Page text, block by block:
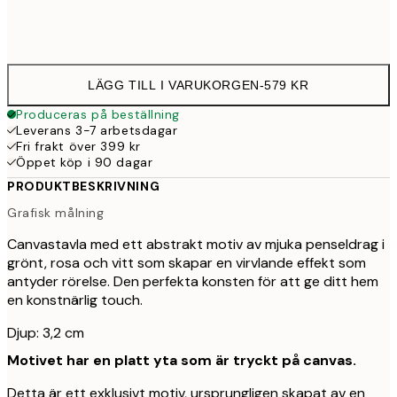
LÄGG TILL I VARUKORGEN-579 KR
Produceras på beställning
Leverans 3-7 arbetsdagar
Fri frakt över 399 kr
Öppet köp i 90 dagar
PRODUKTBESKRIVNING
Grafisk målning
Canvastavla med ett abstrakt motiv av mjuka penseldrag i
grönt, rosa och vitt som skapar en virvlande effekt som
antyder rörelse. Den perfekta konsten för att ge ditt hem
en konstnärlig touch.
Djup: 3,2 cm
Motivet har en platt yta som är tryckt på canvas.
Detta är ett exklusivt motiv, ursprungligen skapat av en